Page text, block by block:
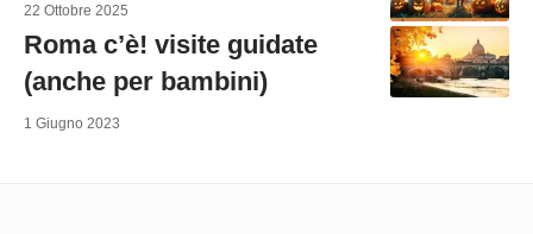
22 Ottobre 2025
Roma c’è! visite guidate
(anche per bambini)
1 Giugno 2023